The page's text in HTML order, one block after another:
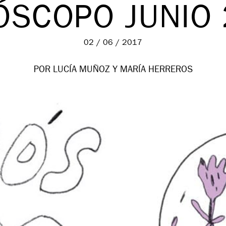
02 / 06 / 2017
POR LUCÍA MUÑOZ Y MARÍA HERREROS